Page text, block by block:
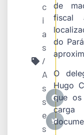
c
i
a
s
/
A
s
s
e
s
de
fiscal
do
O
Hugo
que os